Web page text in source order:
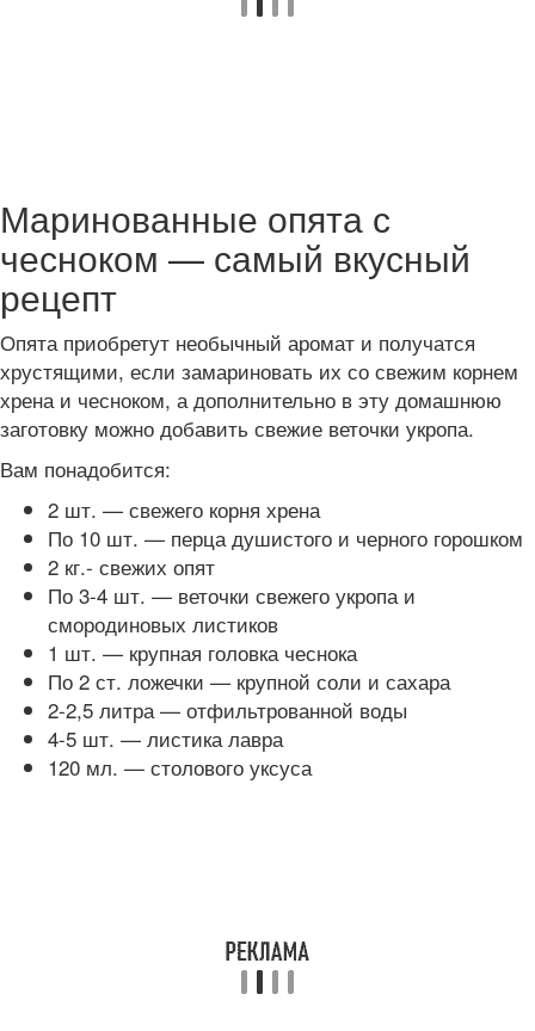
Маринованные опята с
чесноком — самый вкусный
рецепт
Опята приобретут необычный аромат и получатся
хрустящими, если замариновать их со свежим корнем
хрена и чесноком, а дополнительно в эту домашнюю
заготовку можно добавить свежие веточки укропа.
Вам понадобится:
2 шт. — свежего корня хрена
По 10 шт. — перца душистого и черного горошком
2 кг.- свежих опят
По 3-4 шт. — веточки свежего укропа и
смородиновых листиков
1 шт. — крупная головка чеснока
По 2 ст. ложечки — крупной соли и сахара
2-2,5 литра — отфильтрованной воды
4-5 шт. — листика лавра
120 мл. — столового уксуса